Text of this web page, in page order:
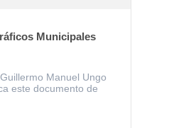
Municipales
Manuel Ungo
este documento de